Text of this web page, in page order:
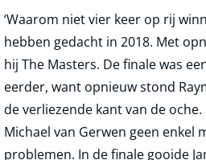
‘Waarom niet vier keer op rij
hebben gedacht in 2018. Met
hij The Masters. De finale was
eerder, want opnieuw stond
de verliezende kant van de oche.
Michael van Gerwen geen enkel
problemen. In de finale gooide